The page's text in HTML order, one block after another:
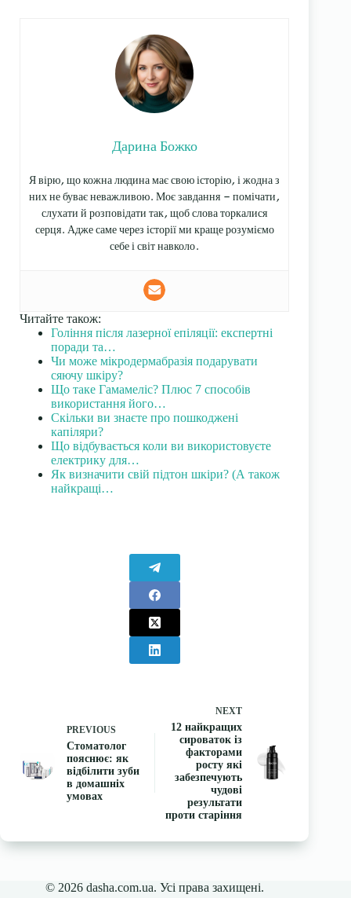
Дарина Божко
Я вірю, що кожна людина має свою історію, і жодна з
них не буває неважливою. Моє завдання — помічати,
слухати й розповідати так, щоб слова торкалися
серця. Адже саме через історії ми краще розуміємо
себе і світ навколо.
Читайте також:
Гоління після лазерної епіляції: експертні
поради та…
Чи може мікродермабразія подарувати
сяючу шкіру?
Що таке Гамамеліс? Плюс 7 способів
використання його…
Скільки ви знаєте про пошкоджені
капіляри?
Що відбувається коли ви використовуєте
електрику для…
Як визначити свій підтон шкіри? (А також
найкращі…
PREVIOUS
Стоматолог
пояснює: як
відбілити зуби
в домашніх
умовах
NEXT
12 найкращих
сироваток із
факторами
росту які
забезпечують
чудові
результати
проти старіння
© 2026 dasha.com.ua. Усі права захищені.